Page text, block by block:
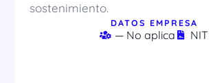
sostenimiento.
DATOS EMPRESA
— No aplica NIT